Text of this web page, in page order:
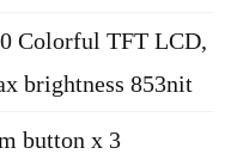
Colorful TFT LCD,
brightness 853nit
button x 3